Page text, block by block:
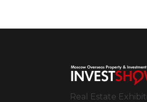
Real Estate